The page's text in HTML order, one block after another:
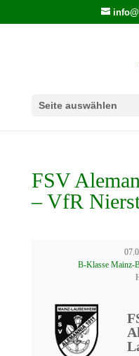
Seite auswählen
FSV
– VfR
B-Klasse Mainz-